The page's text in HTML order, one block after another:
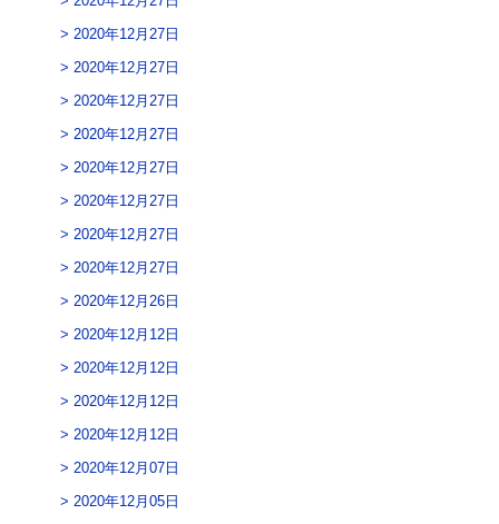
2020年12月27日
2020年12月27日
2020年12月27日
2020年12月27日
2020年12月27日
2020年12月27日
2020年12月27日
2020年12月27日
2020年12月26日
2020年12月12日
2020年12月12日
2020年12月12日
2020年12月12日
2020年12月07日
2020年12月05日